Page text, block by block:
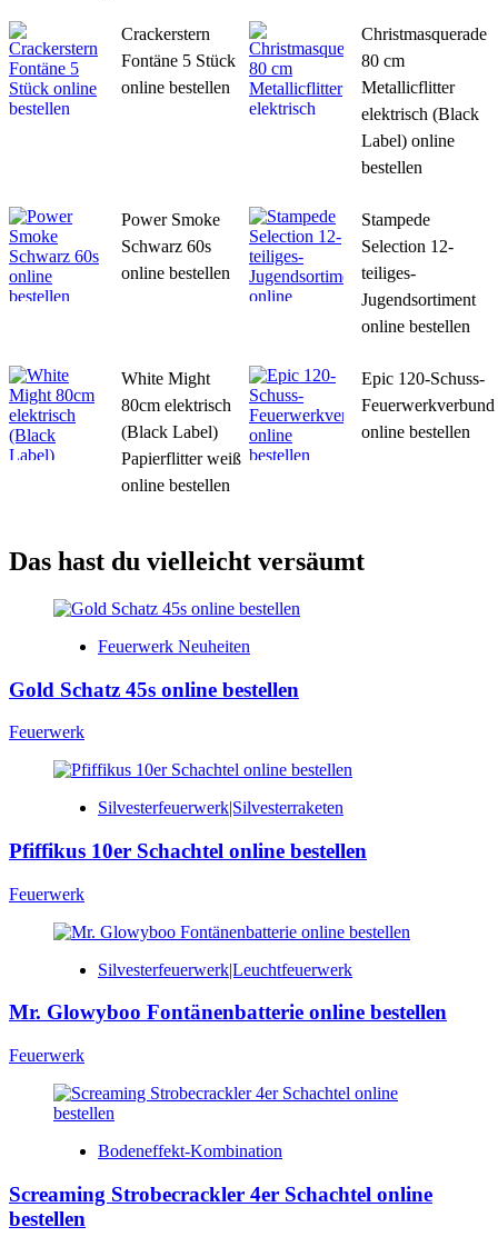
Crackerstern
Fontäne 5 Stück
online bestellen
Christmasquerade
80 cm
Metallicflitter
elektrisch (Black
Label) online
bestellen
Power Smoke
Schwarz 60s
online bestellen
Stampede
Selection 12-
teiliges-
Jugendsortiment
online bestellen
White Might
80cm elektrisch
(Black Label)
Papierflitter weiß
online bestellen
Epic 120-Schuss-
Feuerwerkverbund
online bestellen
Das hast du vielleicht versäumt
Feuerwerk Neuheiten
Gold Schatz 45s online bestellen
Feuerwerk
Silvesterfeuerwerk|Silvesterraketen
Pfiffikus 10er Schachtel online bestellen
Feuerwerk
Silvesterfeuerwerk|Leuchtfeuerwerk
Mr. Glowyboo Fontänenbatterie online bestellen
Feuerwerk
Bodeneffekt-Kombination
Screaming Strobecrackler 4er Schachtel online
bestellen